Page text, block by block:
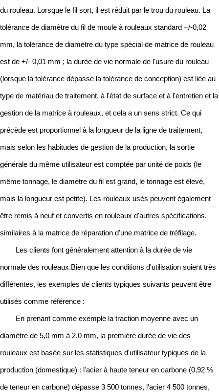
du rouleau. Lorsque le fil sort, il est réduit par le trou du rouleau. La
tolérance de diamètre du fil de moule à rouleaux standard +/-0,02
mm, la tolérance de diamètre du type spécial de matrice de rouleau
est de +/- 0,01 mm ; la durée de vie normale de l'usure du rouleau
(lorsque la tolérance dépasse la tolérance de conception) est liée au
type de matériau de traitement, à l'état de surface et à l'entretien et la
gestion de la matrice à rouleaux, et cela a un sens strict. Ce qui
précède est proportionnel à la longueur de la ligne de traitement,
mais selon les habitudes de gestion de la production, la sortie
générale du même utilisateur est comptée par unité de poids (le
même tonnage, le diamètre du fil est grand, le tonnage est élevé,
mais la longueur est petite). Les rouleaux usés peuvent également
être remis à neuf et convertis en rouleaux d'autres spécifications,
similaires à la matrice de réparation d'une matrice de tréfilage.
Les clients font généralement attention à la durée de vie
normale des rouleaux.Bien que les conditions d'utilisation soient très
différentes, les exemples de clients typiques suivants peuvent être
utilisés comme référence :
En prenant comme exemple la traction moyenne avec un
diamètre de 5,0 mm à 2,0 mm, la première durée de vie des
rouleaux est basée sur les statistiques d'utilisateur typiques de la
production (domestique) : l'acier à haute teneur en carbone (0,92 %
de teneur en carbone) dépasse 3 500 tonnes, l'acier 4 500 tonnes,